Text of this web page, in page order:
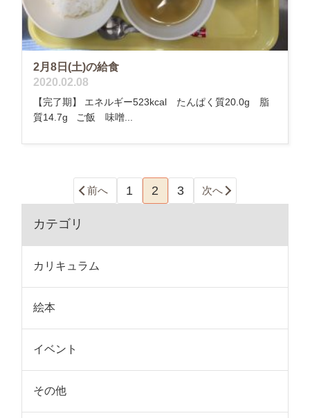
2月8日(土)の給食
2020.02.08
【完了期】 エネルギー523kcal たんぱく質20.0g 脂
質14.7g ご飯 味噌...
前へ 1 2 3 次へ
カテゴリ
カリキュラム
絵本
イベント
その他